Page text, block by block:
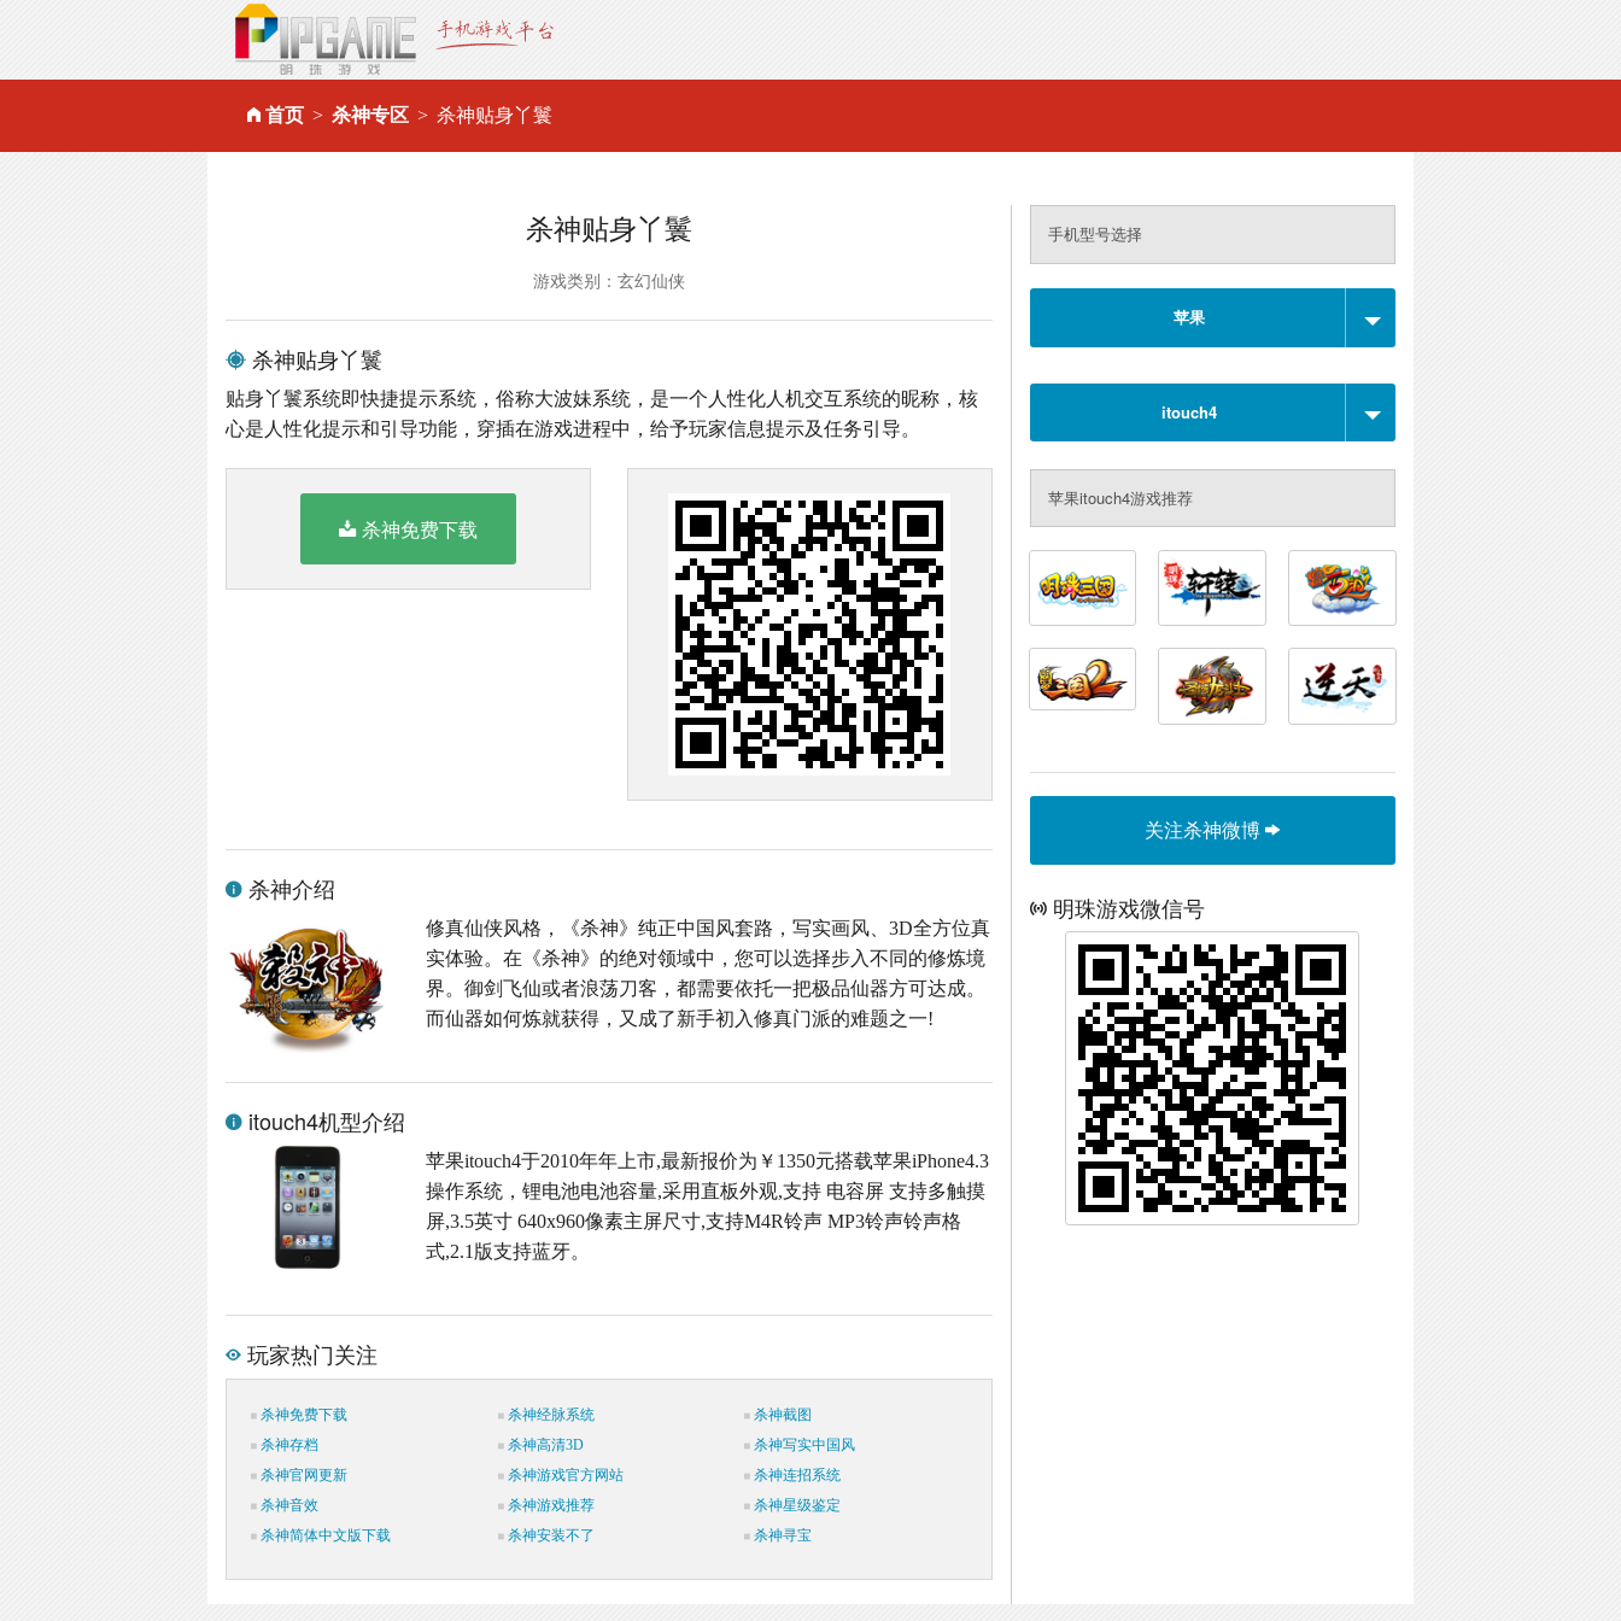
首页 杀神专区 杀神贴身丫鬟
杀神贴身丫鬟
游戏类别：玄幻仙侠
杀神贴身丫鬟
贴身丫鬟系统即快捷提示系统，俗称大波妹系统，是一个人性化人机交互系统的昵称，核
心是人性化提示和引导功能，穿插在游戏进程中，给予玩家信息提示及任务引导。
杀神免费下载
杀神介绍
修真仙侠风格，《杀神》纯正中国风套路，写实画风、3D全方位真
实体验。在《杀神》的绝对领域中，您可以选择步入不同的修炼境
界。御剑飞仙或者浪荡刀客，都需要依托一把极品仙器方可达成。
而仙器如何炼就获得，又成了新手初入修真门派的难题之一!
itouch4机型介绍
苹果itouch4于2010年年上市,最新报价为￥1350元搭载苹果iPhone4.3
操作系统，锂电池电池容量,采用直板外观,支持 电容屏 支持多触摸
屏,3.5英寸 640x960像素主屏尺寸,支持M4R铃声 MP3铃声铃声格
式,2.1版支持蓝牙。
玩家热门关注
杀神免费下载 杀神经脉系统
杀神截图
杀神存档
杀神高清3D
杀神写实中国风
杀神官网更新
杀神游戏官方网站
杀神连招系统
杀神音效
杀神游戏推荐
杀神星级鉴定
杀神简体中文版下载
杀神安装不了 杀神寻宝
手机型号选择
苹果
itouch4
苹果itouch4游戏推荐
关注杀神微博
明珠游戏微信号